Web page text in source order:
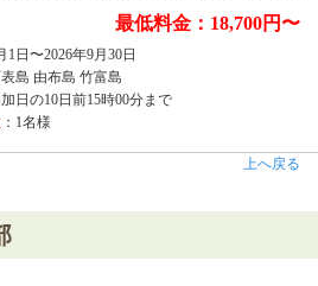
最低料金：18,700円〜
1日〜2026年9月30日
島 由布島 竹富島
日の10日前15時00分まで
：1名様
上へ戻る